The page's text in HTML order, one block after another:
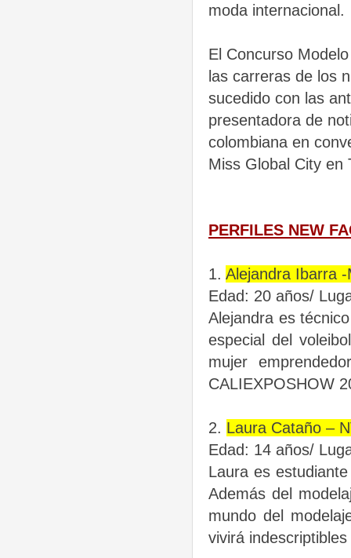
moda internacional.
El Concurso
las carreras de los
sucedido con las
presentadora de
colombiana en
Miss Global City en
PERFILES NEW
1. Alejandra Ibarra -
Edad: 20 años/
Alejandra es
especial del
mujer
CALIEXPOSHOW
2. Laura Cataño –
Edad: 14 años/
Laura es
Además del
mundo del
vivirá